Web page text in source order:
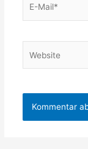
Mail*